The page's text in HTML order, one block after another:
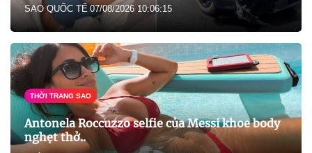
SAO QUỐC TẾ 07/08/2026 10:06:15
THỜI TRANG SAO
Antonela Roccuzzo selfie của Messi khoe body
nghẹt thở..